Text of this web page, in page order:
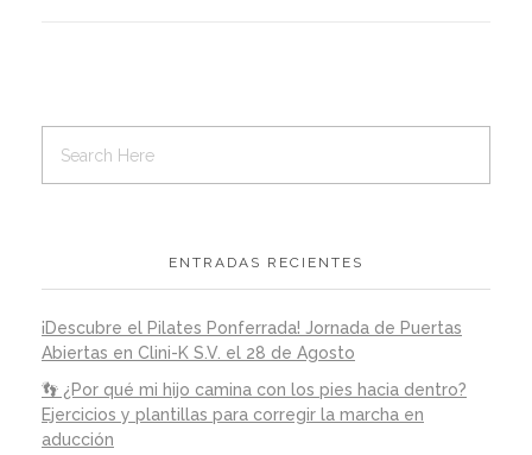
ENTRADAS RECIENTES
¡Descubre el Pilates Ponferrada! Jornada de Puertas
Abiertas en Clini-K S.V. el 28 de Agosto
👣 ¿Por qué mi hijo camina con los pies hacia dentro?
Ejercicios y plantillas para corregir la marcha en
aducción